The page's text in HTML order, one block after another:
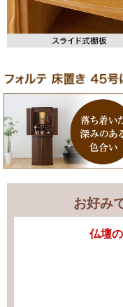
お好み
仏壇